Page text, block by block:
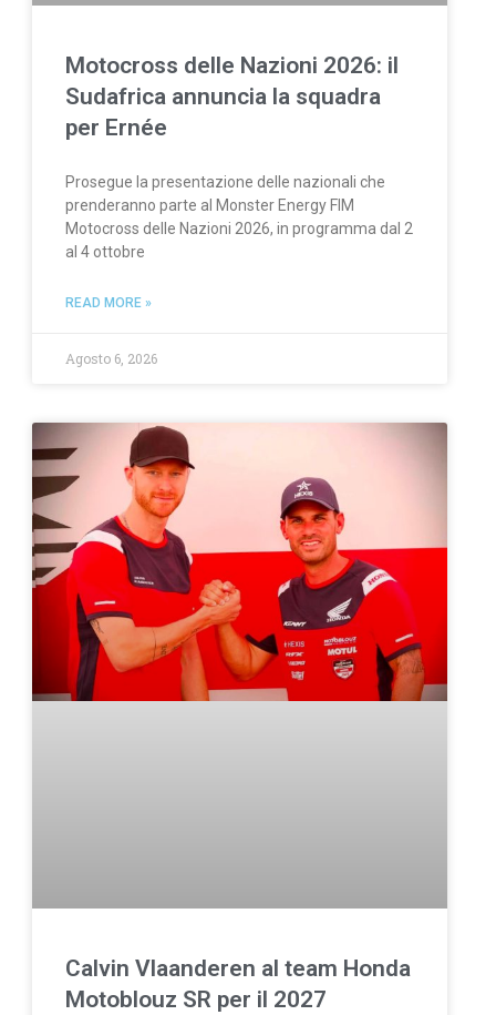
Motocross delle Nazioni 2026: il
Sudafrica annuncia la squadra
per Ernée
Prosegue la presentazione delle nazionali che
prenderanno parte al Monster Energy FIM
Motocross delle Nazioni 2026, in programma dal 2
al 4 ottobre
READ MORE »
Agosto 6, 2026
Calvin Vlaanderen al team Honda
Motoblouz SR per il 2027